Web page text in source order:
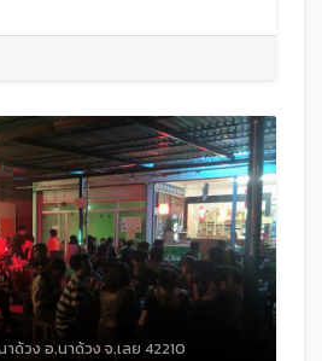
ด้วง อ.นาด้วง จ.เลย 42210